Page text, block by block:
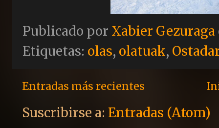
Publicado por Xabier Gezuraga
Etiquetas: olas, olatuak,
Entradas más recientes
Suscribirse a: Entradas (Atom)